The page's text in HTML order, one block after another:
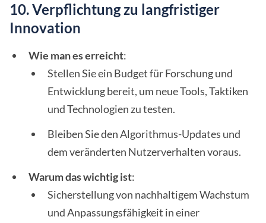
10. Verpflichtung zu langfristiger
Innovation
Wie man es erreicht:
Stellen Sie ein Budget für Forschung und
Entwicklung bereit, um neue Tools, Taktiken
und Technologien zu testen.
Bleiben Sie den Algorithmus-Updates und
dem veränderten Nutzerverhalten voraus.
Warum das wichtig ist:
Sicherstellung von nachhaltigem Wachstum
und Anpassungsfähigkeit in einer